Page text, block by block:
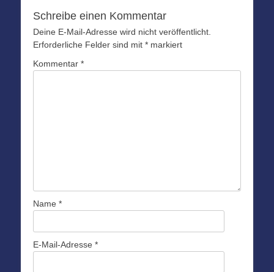
Schreibe einen Kommentar
Deine E-Mail-Adresse wird nicht veröffentlicht.
Erforderliche Felder sind mit * markiert
Kommentar *
Name *
E-Mail-Adresse *